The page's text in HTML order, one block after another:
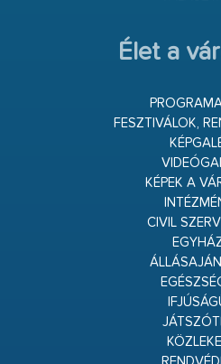
Élet a
FESZTIVÁLOK,
KÉPEK A
CIVIL